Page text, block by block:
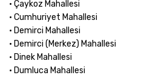
• Çaykoz Mahallesi
• Cumhuriyet Mahallesi
• Demirci Mahallesi
• Demirci (Merkez) Mahallesi
• Dinek Mahallesi
• Dumluca Mahallesi